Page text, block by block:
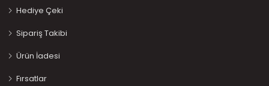
Hediye Çeki
Sipariş Takibi
Ürün İadesi
Fırsatlar